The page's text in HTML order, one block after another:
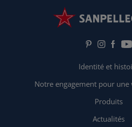
Identité et
Notre engagement pour
Produits
Actualités